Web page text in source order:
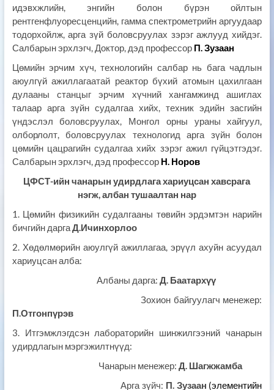
идэвхжлийн, энгийн болон бүрэн ойлтын
рентгенфлуоресценцийн, гамма спектрометрийн аргуудаар
тодорхойлж, арга зүй боловсруулах зэрэг ажлууд хийдэг.
Салбарын эрхлэгч, Доктор, дэд профессор П. Зузаан
Цөмийн эрчим хүч, технологийн салбар нь бага чадлын
аюулгүй ажиллагаатай реактор бүхий атомын цахилгаан
дулааны станцыг эрчим хүчний хангамжинд ашиглах
талаар арга зүйн судалгаа хийх, техник эдийн засгийн
үндэслэл боловсруулах, Монгол орны ураны хайгуул,
олборлолт, боловсруулах технологид арга зүйн болон
цөмийн цацрагийн судалгаа хийх зэрэг ажил гүйцэтгэдэг.
Салбарын эрхлэгч, дэд профессор Н. Норов
ЦФСТ-ийн чанарын удирдлага хариуцсан хавсрага
нэгж, албан тушаалтан нар
1. Цөмийн физикийн судалгааны төвийн эрдэмтэн нарийн
бичгийн даргаД.Ичинхорлоо
2. Хөдөлмөрийн аюулгүй ажиллагаа, эрүүл ахуйн асуудал
хариуцсан алба:
Албаны дарга: Д. Баатархүү
Зохион байгуулагч менежер:
П.Отгонпүрэв
3. Итгэмжлэгдсэн лабораторийн шинжилгээний чанарын
удирдлагын мэргэжилтнүүд:
Чанарын менежер: Д. Шагжжамба
Арга зүйч: П. Зузаан (элементийн